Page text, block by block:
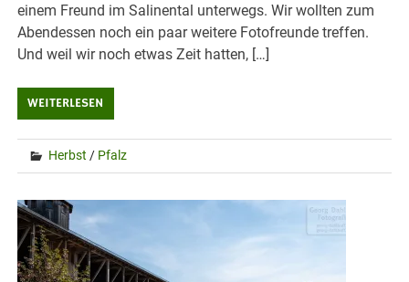
einem Freund im Salinental unterwegs. Wir wollten zum
Abendessen noch ein paar weitere Fotofreunde treffen.
Und weil wir noch etwas Zeit hatten, […]
WEITERLESEN
Herbst / Pfalz